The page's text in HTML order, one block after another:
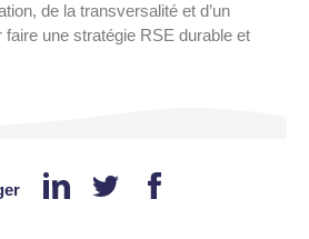
de la transversalité et d’un
faire une stratégie RSE durable et